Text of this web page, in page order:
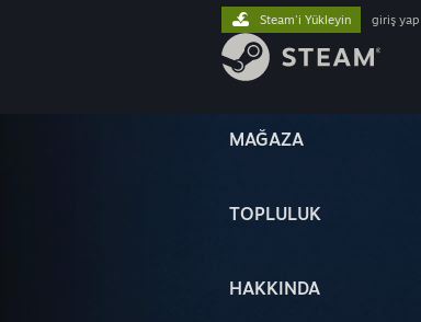
MAĞAZA
TOPLULUK
HAKKINDA
Steam'i Yükleyin giriş yap